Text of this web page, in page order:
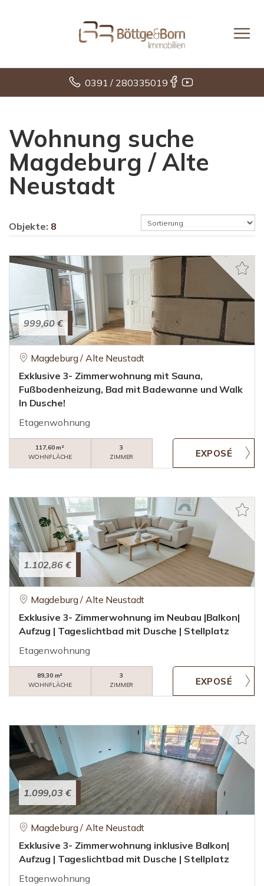
0391 / 280335019
Wohnung suche
Magdeburg / Alte
Neustadt
Objekte: 8
999,60 €
Magdeburg / Alte Neustadt
Exklusive 3- Zimmerwohnung mit Sauna,
Fußbodenheizung, Bad mit Badewanne und Walk
In Dusche!
Etagenwohnung
117,60 m²
WOHNFLÄCHE
3
ZIMMER
1.102,86 €
Magdeburg / Alte Neustadt
Exklusive 3- Zimmerwohnung im Neubau |Balkon|
Aufzug | Tageslichtbad mit Dusche | Stellplatz
Etagenwohnung
89,30 m²
WOHNFLÄCHE
3
ZIMMER
1.099,03 €
Magdeburg / Alte Neustadt
Exklusive 3- Zimmerwohnung inklusive Balkon|
Aufzug | Tageslichtbad mit Dusche | Stellplatz
Etagenwohnung